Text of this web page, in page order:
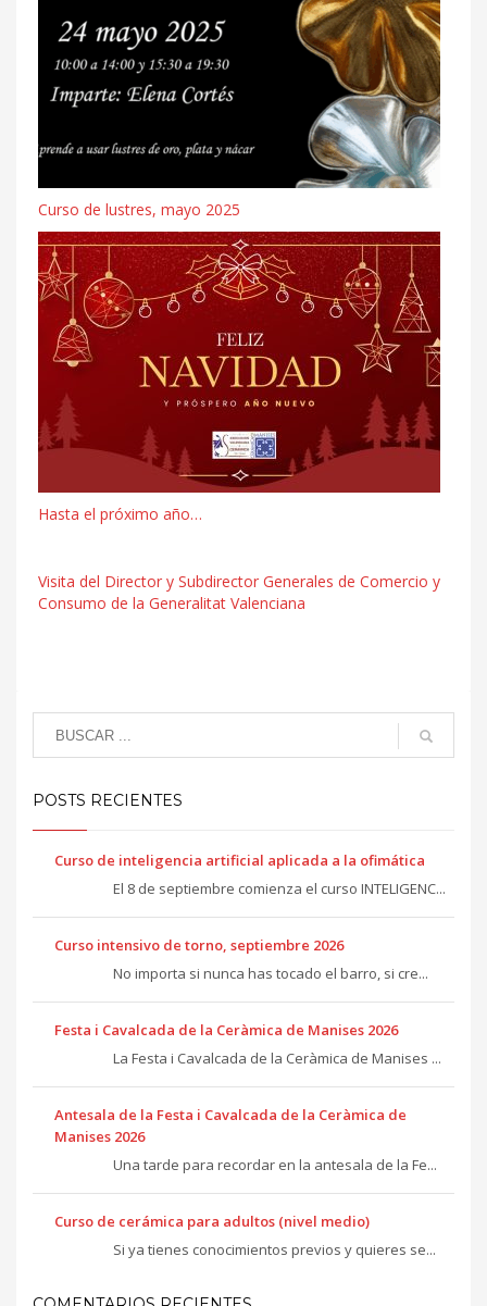
Curso de lustres, mayo 2025
Hasta el próximo año…
Visita del Director y Subdirector Generales de Comercio y
Consumo de la Generalitat Valenciana
POSTS RECIENTES
Curso de inteligencia artificial aplicada a la ofimática
El 8 de septiembre comienza el curso INTELIGENC...
Curso intensivo de torno, septiembre 2026
No importa si nunca has tocado el barro, si cre...
Festa i Cavalcada de la Ceràmica de Manises 2026
La Festa i Cavalcada de la Ceràmica de Manises ...
Antesala de la Festa i Cavalcada de la Ceràmica de
Manises 2026
Una tarde para recordar en la antesala de la Fe...
Curso de cerámica para adultos (nivel medio)
Si ya tienes conocimientos previos y quieres se...